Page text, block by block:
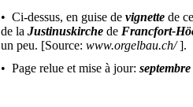
• Ci-dessus, en guise de vignette de
de la Justinuskirche de Francfort-
un peu. [Source: www.orgelbau.ch/].
• Page relue et mise à jour: